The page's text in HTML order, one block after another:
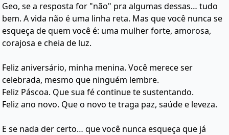
Geo, se a resposta for "não" pra algumas dessas… tudo
bem. A vida não é uma linha reta. Mas que você nunca se
esqueça de quem você é: uma mulher forte, amorosa,
corajosa e cheia de luz.
Feliz aniversário, minha menina. Você merece ser
celebrada, mesmo que ninguém lembre.
Feliz Páscoa. Que sua fé continue te sustentando.
Feliz ano novo. Que o novo te traga paz, saúde e leveza.
E se nada der certo… que você nunca esqueça que já